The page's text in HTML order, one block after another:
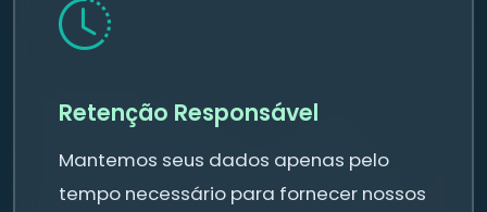
Retenção Responsável
Mantemos seus dados apenas pelo
tempo necessário para fornecer nossos